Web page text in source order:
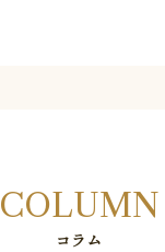
COLUMN
コラム